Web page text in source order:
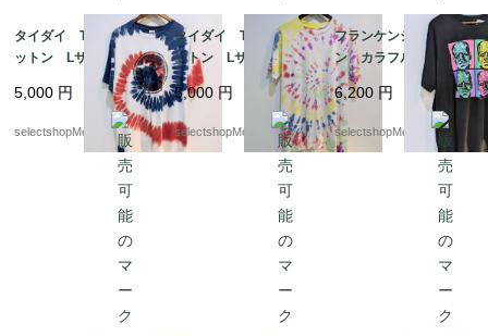
タイダイ Tシャツ コ
ットン Lサイズ プリ
ント 星 スター
白 赤 ブルー カラ
フル Lサイズ PORT
&COMPANY HONDUR
5,000 円
selectshopMerci.
タイダイ Tシャツ コ
ットン Lサイズ イエ
ロー 白 ピンク
紫 ブルー カラフ
ル Lサイズ pakista
n
5,000 円
selectshopMerci.
フランケンシュタイ
ン カラフル Tシャ
ツ フランケン ２XL
サイズ ブラック コ
ットン MEXICO ユニ
バーサルスタジオ ホ
ラー FRANKENSTEI
6,200 円
selectshopMerci.